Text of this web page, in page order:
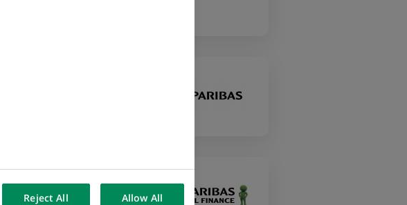
Reject All Allow All